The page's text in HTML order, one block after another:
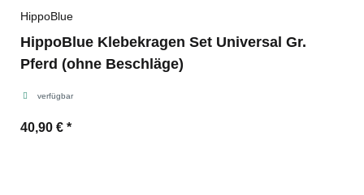
HippoBlue
HippoBlue Klebekragen Set Universal Gr.
Pferd (ohne Beschläge)
verfügbar
40,90 € *